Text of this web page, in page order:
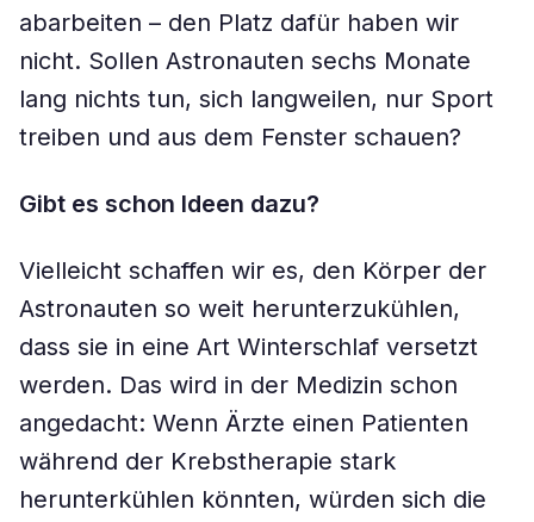
abarbeiten – den Platz dafür haben wir
nicht. Sollen Astronauten sechs Monate
lang nichts tun, sich langweilen, nur Sport
treiben und aus dem Fenster schauen?
Gibt es schon Ideen dazu?
Vielleicht schaffen wir es, den Körper der
Astronauten so weit herunterzukühlen,
dass sie in eine Art Winterschlaf versetzt
werden. Das wird in der Medizin schon
angedacht: Wenn Ärzte einen Patienten
während der Krebstherapie stark
herunterkühlen könnten, würden sich die